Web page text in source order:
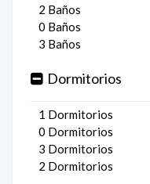
2 Baños
0 Baños
3 Baños
Dormitorios
1 Dormitorios
0 Dormitorios
3 Dormitorios
2 Dormitorios